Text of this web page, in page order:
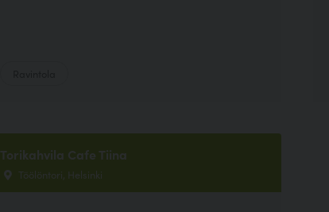
Torikahvila Cafe Tiina
Töölöntori, Helsinki